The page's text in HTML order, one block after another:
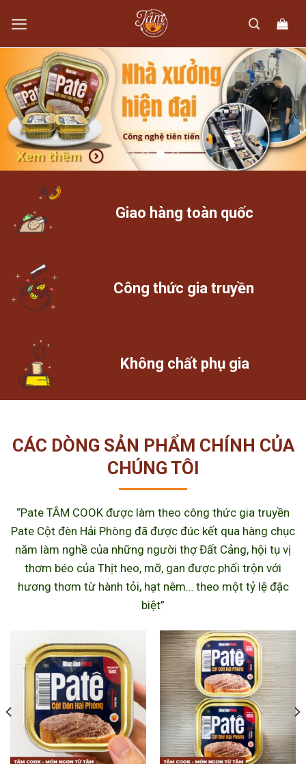
content
Giao hàng toàn quốc
Công thức gia truyền
Không chất phụ gia
CÁC DÒNG SẢN PHẨM CHÍNH CỦA
CHÚNG TÔI
“Pate TÂM COOK được làm theo công thức gia truyền
Pate Cột đèn Hải Phòng đã được đúc kết qua hàng chục
năm làm nghề của những người thợ Đất Cảng, hội tụ vị
thơm béo của Thịt heo, mỡ, gan được phối trộn với
hương thơm từ hành tỏi, hạt nêm… theo một tỷ lệ đặc
biệt”